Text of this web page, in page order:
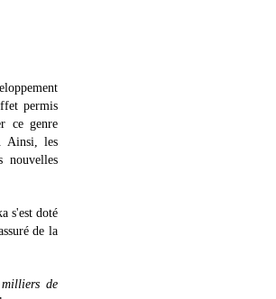
permis
ce genre
Ainsi, les
nouvelles
s'est doté
de la
de